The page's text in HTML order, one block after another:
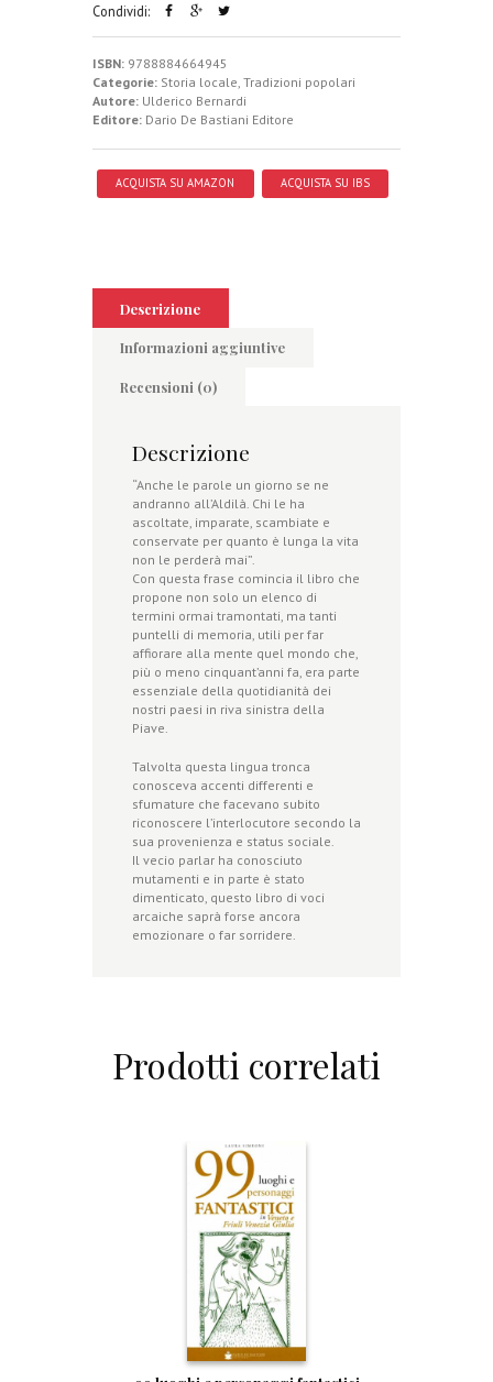
Condividi:
ISBN: 9788884664945
Categorie: Storia locale Tradizioni popolari
Autore: Ulderico Bernardi
Editore: Dario De Bastiani Editore
ACQUISTA SU AMAZON ACQUISTA SU IBS
Descrizione
Informazioni aggiuntive
Recensioni (0)
Descrizione
“Anche le parole un giorno se ne
andranno all’Aldilà. Chi le ha
ascoltate, imparate, scambiate e
conservate per quanto è lunga la vita
non le perderà mai”.
Con questa frase comincia il libro che
propone non solo un elenco di
termini ormai tramontati, ma tanti
puntelli di memoria, utili per far
affiorare alla mente quel mondo che,
più o meno cinquant’anni fa, era parte
essenziale della quotidianità dei
nostri paesi in riva sinistra della
Piave.
Talvolta questa lingua tronca
conosceva accenti differenti e
sfumature che facevano subito
riconoscere l’interlocutore secondo la
sua provenienza e status sociale.
Il vecio parlar ha conosciuto
mutamenti e in parte è stato
dimenticato, questo libro di voci
arcaiche saprà forse ancora
emozionare o far sorridere.
Prodotti correlati